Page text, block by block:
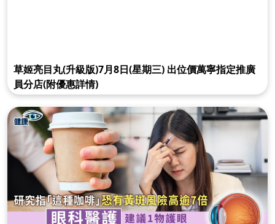
草姬亮目丸(升級版)7月8日(星期三) 出位價萬寧指定推廣
員分店(附優惠詳情)